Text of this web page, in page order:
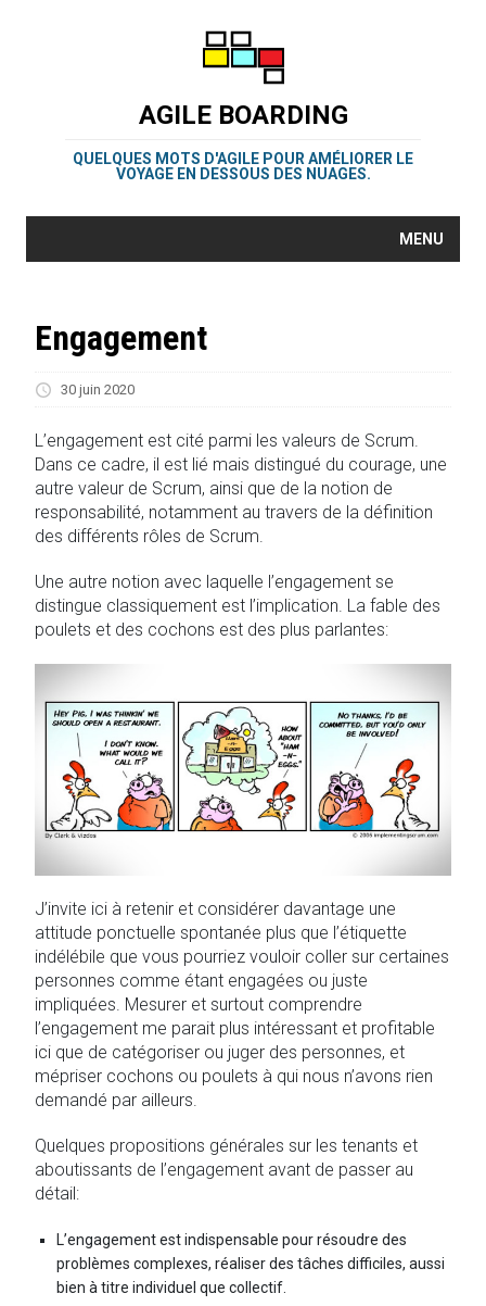
AGILE BOARDING
QUELQUES MOTS D'AGILE POUR AMÉLIORER LE
VOYAGE EN DESSOUS DES NUAGES.
MENU
Engagement
30 juin 2020
L’engagement est cité parmi les valeurs de Scrum.
Dans ce cadre, il est lié mais distingué du courage, une
autre valeur de Scrum, ainsi que de la notion de
responsabilité, notamment au travers de la définition
des différents rôles de Scrum.
Une autre notion avec laquelle l’engagement se
distingue classiquement est l’implication. La fable des
poulets et des cochons est des plus parlantes:
J’invite ici à retenir et considérer davantage une
attitude ponctuelle spontanée plus que l’étiquette
indélébile que vous pourriez vouloir coller sur certaines
personnes comme étant engagées ou juste
impliquées. Mesurer et surtout comprendre
l’engagement me parait plus intéressant et profitable
ici que de catégoriser ou juger des personnes, et
mépriser cochons ou poulets à qui nous n’avons rien
demandé par ailleurs.
Quelques propositions générales sur les tenants et
aboutissants de l’engagement avant de passer au
détail:
L’engagement est indispensable pour résoudre des
problèmes complexes, réaliser des tâches difficiles, aussi
bien à titre individuel que collectif.